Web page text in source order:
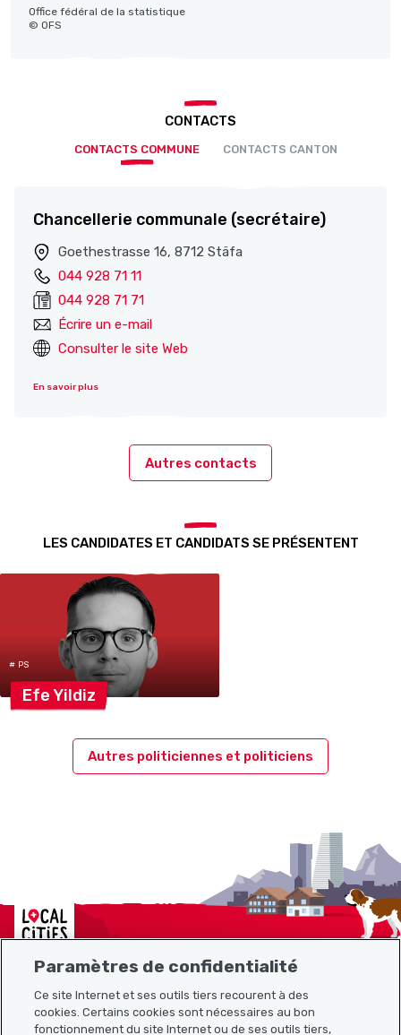
Office fédéral de la statistique
© OFS
CONTACTS
CONTACTS COMMUNE CONTACTS CANTON
Chancellerie communale (secrétaire)
Goethestrasse 16, 8712 Stäfa
044 928 71 11
044 928 71 71
Écrire un e-mail
Consulter le site Web
En savoir plus
Autres contacts
LES CANDIDATES ET CANDIDATS SE PRÉSENTENT
# PS
EfeYildiz
Autres politiciennes et politiciens
Localcities
Plan du site
Paramètres de confidentialité
Ce site Internet et ses outils tiers recourent à des
cookies. Certains cookies sont nécessaires au bon
fonctionnement du site Internet ou de ses outils tiers,